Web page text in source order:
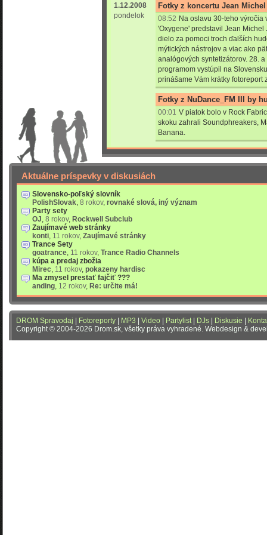
1.12.2008
pondelok
Fotky z koncertu Jean
08:52 Na oslavu 30-teho
'Oxygene' predstavil Jean
dielo za pomoci troch ďalších
mýtických nástrojov a viac ako
analógových syntetizátorov. 28.
programom vystúpil na
prinášame Vám krátky fotoreport
Fotky z NuDance_FM III by
00:01 V piatok bolo v Rock
skoku zahrali Soundphreakers,
Banana.
Aktuálne príspevky v diskusiách
Slovensko-poľský slovník
PolishSlovak, 8 rokov, rovnaké slová, iný význam
Party sety
OJ, 8 rokov, Rockwell Subclub
Zaujímavé web stránky
konti, 11 rokov, Zaujímavé stránky
Trance Sety
goatrance, 11 rokov, Trance Radio Channels
kúpa a predaj zbožia
Mirec, 11 rokov, pokazeny hardisc
Ma zmysel prestať fajčiť ???
anding, 12 rokov, Re: určite má!
DROM Spravodaj Fotoreporty MP3 Video Partylist| DJs Diskusie
Copyright © 2004-2026 Drom.sk, všetky práva vyhradené. Webdesign &